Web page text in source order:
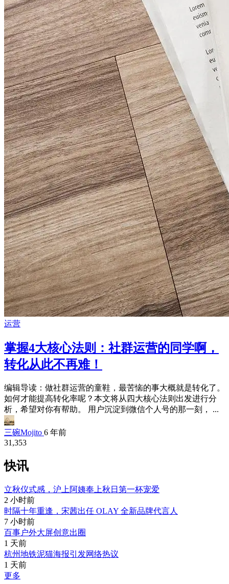
运营
掌握4大核心法则：社群运营的同学啊，
转化从此不再难！
编辑导读：做社群运营的童鞋，最苦恼的事大概就是转化了。
如何才能提高转化率呢？本文将从四大核心法则出发进行分
析，希望对你有帮助。 用户沉淀到微信个人号的那一刻， ...
三碗Mojito 6 年前
31,353
快讯
立秋仪式感，沪上阿姨奉上秋日第一杯宠爱
2 小时前
时隔十年重逢，宋茜出任 OLAY 全新品牌代言人
7 小时前
百事户外大屏创意出圈
1 天前
杭州地铁泥猫海报引发网络热议
1 天前
更多